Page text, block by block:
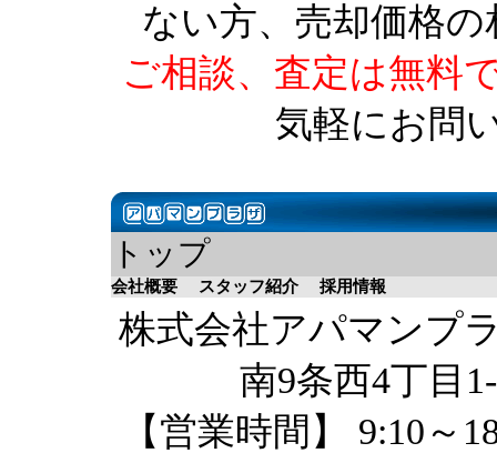
ない方、売却価格
ご相談、査定は無料
気軽にお問
トップ
会社概要 スタッフ紹介 採用情報
株式会社アパマンプ
南9条西4丁目
【営業時間】 9:10～